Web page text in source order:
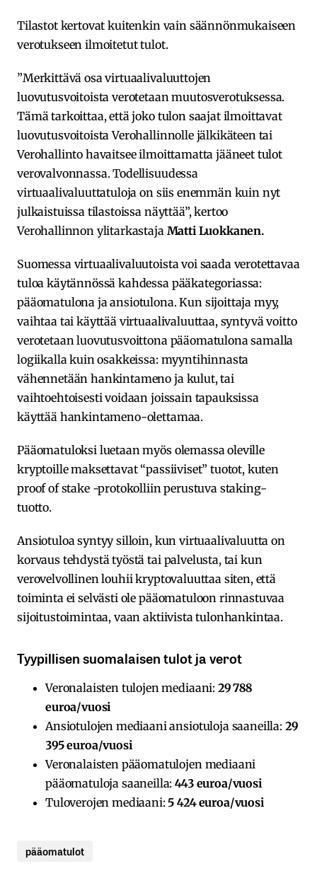
Tilastot kertovat kuitenkin vain säännönmukaiseen
verotukseen ilmoitetut tulot.
”Merkittävä osa virtuaalivaluuttojen
luovutusvoitoista verotetaan muutosverotuksessa.
Tämä tarkoittaa, että joko tulon saajat ilmoittavat
luovutusvoitoista Verohallinnolle jälkikäteen tai
Verohallinto havaitsee ilmoittamatta jääneet tulot
verovalvonnassa. Todellisuudessa
virtuaalivaluuttatuloja on siis enemmän kuin nyt
julkaistuissa tilastoissa näyttää”, kertoo
Verohallinnon ylitarkastaja Matti Luokkanen.
Suomessa virtuaalivaluutoista voi saada verotettavaa
tuloa käytännössä kahdessa pääkategoriassa:
pääomatulona ja ansiotulona. Kun sijoittaja myy,
vaihtaa tai käyttää virtuaalivaluuttaa, syntyvä voitto
verotetaan luovutusvoittona pääomatulona samalla
logiikalla kuin osakkeissa: myyntihinnasta
vähennetään hankintameno ja kulut, tai
vaihtoehtoisesti voidaan joissain tapauksissa
käyttää hankintameno-olettamaa.
Pääomatuloksi luetaan myös olemassa oleville
kryptoille maksettavat “passiiviset” tuotot, kuten
proof of stake -protokolliin perustuva staking-
tuotto.
Ansiotuloa syntyy silloin, kun virtuaalivaluutta on
korvaus tehdystä työstä tai palvelusta, tai kun
verovelvollinen louhii kryptovaluuttaa siten, että
toiminta ei selvästi ole pääomatuloon rinnastuvaa
sijoitustoimintaa, vaan aktiivista tulonhankintaa.
Tyypillisen suomalaisen tulot ja verot
Veronalaisten tulojen mediaani: 29 788
euroa/vuosi
Ansiotulojen mediaani ansiotuloja saaneilla: 29
395 euroa/vuosi
Veronalaisten pääomatulojen mediaani
pääomatuloja saaneilla:443 euroa/vuosi
Tuloverojen mediaani: 5 424 euroa/vuosi
pääomatulot